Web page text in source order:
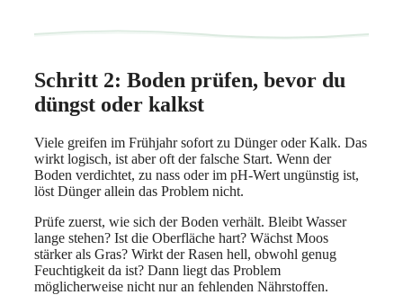
Schritt 2: Boden prüfen, bevor du
düngst oder kalkst
Viele greifen im Frühjahr sofort zu Dünger oder Kalk. Das
wirkt logisch, ist aber oft der falsche Start. Wenn der
Boden verdichtet, zu nass oder im pH-Wert ungünstig ist,
löst Dünger allein das Problem nicht.
Prüfe zuerst, wie sich der Boden verhält. Bleibt Wasser
lange stehen? Ist die Oberfläche hart? Wächst Moos
stärker als Gras? Wirkt der Rasen hell, obwohl genug
Feuchtigkeit da ist? Dann liegt das Problem
möglicherweise nicht nur an fehlenden Nährstoffen.